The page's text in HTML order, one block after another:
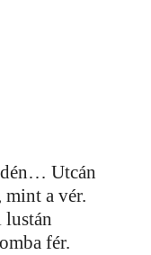
Utcán
mint a vér.
lustán
fér.